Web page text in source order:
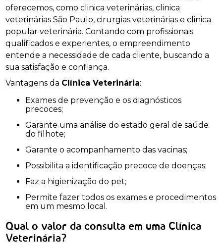
oferecemos, como clinica veterinárias, clinica
veterinárias São Paulo, cirurgias veterinárias e clinica
popular veterinária. Contando com profissionais
qualificados e experientes, o empreendimento
entende a necessidade de cada cliente, buscando a
sua satisfação e confiança.
Vantagens da Clínica Veterinária:
Exames de prevenção e os diagnósticos
precoces;
Garante uma análise do estado geral de saúde
do filhote;
Garante o acompanhamento das vacinas;
Possibilita a identificação precoce de doenças;
Faz a higienização do pet;
Permite fazer todos os exames e procedimentos
em um mesmo local.
Qual o valor da consulta em uma Clínica
Veterinária?